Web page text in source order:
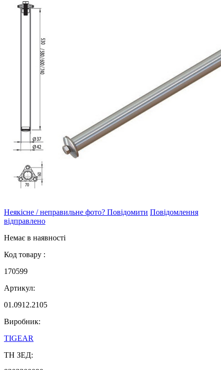
Неякісне / неправильне фото? Повідомити Повідомлення
відправлено
Немає в наявності
Код товару :
170599
Артикул:
01.0912.2105
Виробник:
TIGEAR
ТН ЗЕД: